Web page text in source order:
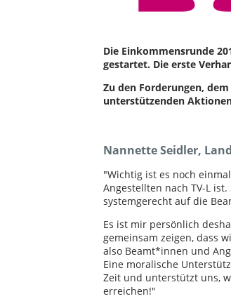
Die Einkommensrunde
gestartet. Die erste
Zu den Forderungen,
unterstützenden
Nannette Seidler,
"Wichtig ist es noch
Angestellten nach TV-L
systemgerecht auf die
Es ist mir persönlich
gemeinsam zeigen, dass
also Beamt*innen und
Eine moralische
Zeit und unterstützt uns,
erreichen!"